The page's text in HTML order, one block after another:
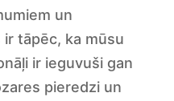
un
ir tāpēc, ka mūsu
ir ieguvuši gan
pieredzi un